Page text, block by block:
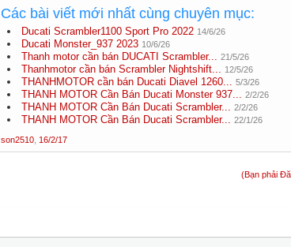
Các bài viết mới nhất cùng chuyên mục:
Ducati Scrambler1100 Sport Pro 2022 14/6/26
Ducati Monster_937 2023 10/6/26
Thanh motor cần bán DUCATI Scrambler... 21/5/26
Thanhmotor cần bán Scrambler Nightshift... 12/5/26
THANHMOTOR cần bán Ducati Diavel 1260... 5/3/26
THANH MOTOR Cần Bán Ducati Monster 937... 2/2/26
THANH MOTOR Cần Bán Ducati Scrambler... 2/2/26
THANH MOTOR Cần Bán Ducati Scrambler... 22/1/26
son2510 16/2/17
(Bạn phải